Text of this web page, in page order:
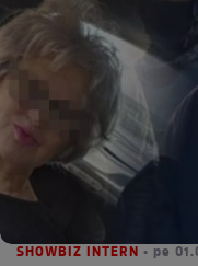
SHOWBIZ INTERN • pe